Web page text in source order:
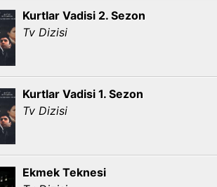
Kurtlar Vadisi 2. Sezon
Tv Dizisi
Kurtlar Vadisi 1. Sezon
Tv Dizisi
Ekmek Teknesi